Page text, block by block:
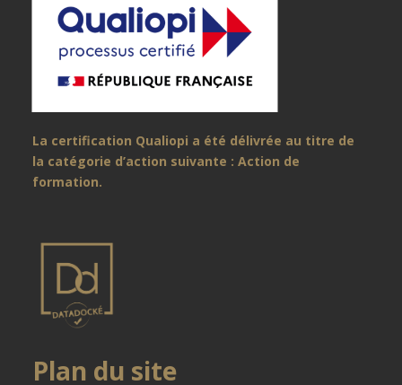
La certification Qualiopi a été délivrée au titre de
la catégorie d’action suivante : Action de
formation.
Plan du site